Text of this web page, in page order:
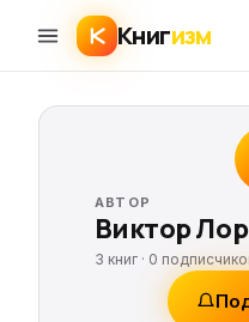
Книгизм
АВТОР
Виктор
3 книг · 0